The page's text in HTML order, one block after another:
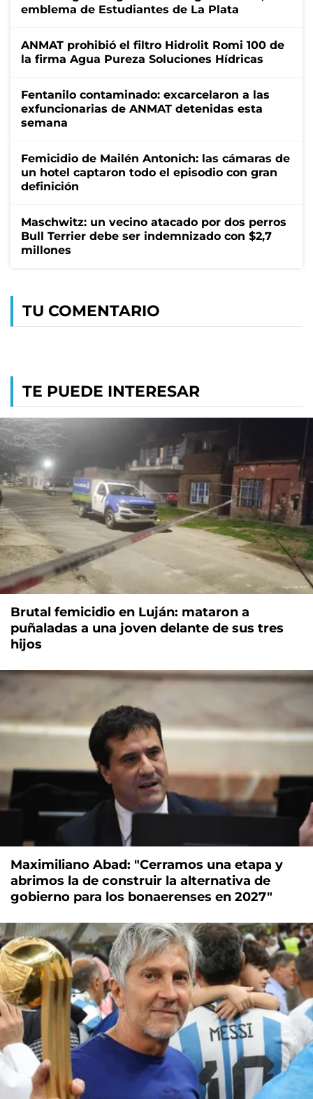
emblema de Estudiantes de La Plata
ANMAT prohibió el filtro Hidrolit Romi 100 de
la firma Agua Pureza Soluciones Hídricas
Fentanilo contaminado: excarcelaron a las
exfuncionarias de ANMAT detenidas esta
semana
Femicidio de Mailén Antonich: las cámaras de
un hotel captaron todo el episodio con gran
definición
Maschwitz: un vecino atacado por dos perros
Bull Terrier debe ser indemnizado con $2,7
millones
TU COMENTARIO
TE PUEDE INTERESAR
Brutal femicidio en Luján: mataron a
puñaladas a una joven delante de sus tres
hijos
Maximiliano Abad: "Cerramos una etapa y
abrimos la de construir la alternativa de
gobierno para los bonaerenses en 2027"